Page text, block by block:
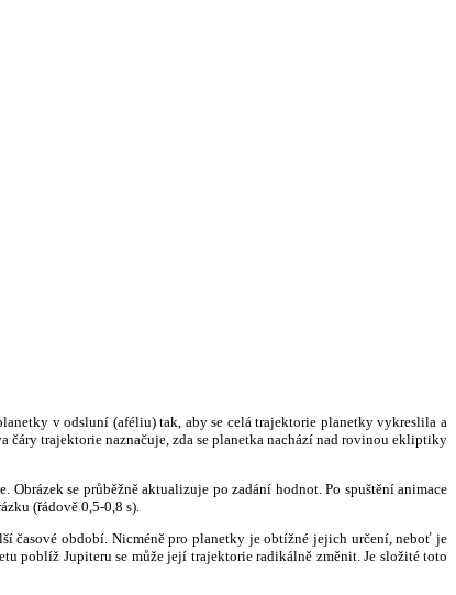
v odsluní (aféliu) tak, aby se celá trajektorie planetky vykreslila a
trajektorie naznačuje, zda se planetka nachází nad rovinou ekliptiky
se průběžně aktualizuje po zadání hodnot. Po spuštění animace
(řádově 0,5-0,8 s).
časové období. Nicméně pro planetky je obtížné jejich určení, neboť je
poblíž Jupiteru se může její trajektorie radikálně změnit. Je složité toto